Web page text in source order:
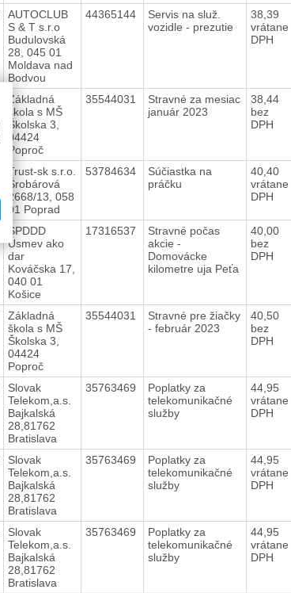
AUTOCLUB
S & T s.r.o
Budulovská
28, 045 01
Moldava nad
Bodvou
44365144
Servis na služ.
vozidle - prezutie
38,39
vrátane
DPH
Základná
škola s MŠ
Školska 3,
04424
Poproč
35544031
Stravné za mesiac
január 2023
38,44
bez
DPH
Trust-sk s.r.o.
Šrobárová
2668/13, 058
01 Poprad
53784634
Súčiastka na
práčku
40,40
vrátane
DPH
SPDDD
Úsmev ako
dar
Kováčska 17,
040 01
Košice
17316537
Stravné počas
akcie -
Domovácke
kilometre uja Peťa
40,00
bez
DPH
Základná
škola s MŠ
Školska 3,
04424
Poproč
35544031
Stravné pre žiačky
- február 2023
40,50
bez
DPH
Slovak
Telekom,a.s.
Bajkalská
28,81762
Bratislava
35763469
Poplatky za
telekomunikačné
služby
44,95
vrátane
DPH
Slovak
Telekom,a.s.
Bajkalská
28,81762
Bratislava
35763469
Poplatky za
telekomunikačné
služby
44,95
vrátane
DPH
Slovak
Telekom,a.s.
Bajkalská
28,81762
Bratislava
35763469
Poplatky za
telekomunikačné
služby
44,95
vrátane
DPH